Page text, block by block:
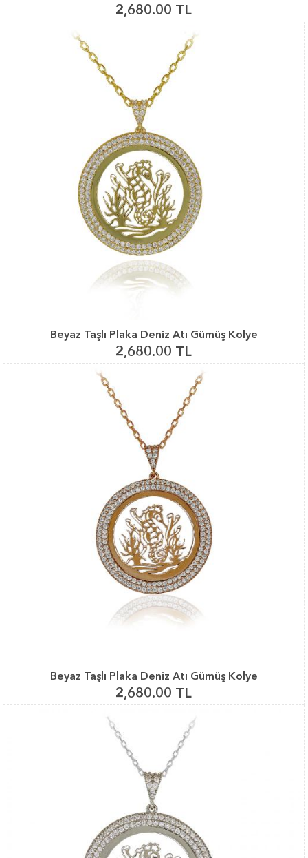
2,680.00 TL
Beyaz Taşlı Plaka Deniz Atı Gümüş Kolye
2,680.00 TL
Beyaz Taşlı Plaka Deniz Atı Gümüş Kolye
2,680.00 TL